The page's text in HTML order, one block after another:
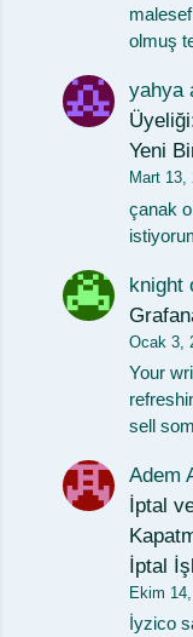
olmuş
yahya
Yeni
Mart 13,
çanak
knight
Ocak 3,
Your
sell
Adem
İptal
İptal
Ekim
İyzico